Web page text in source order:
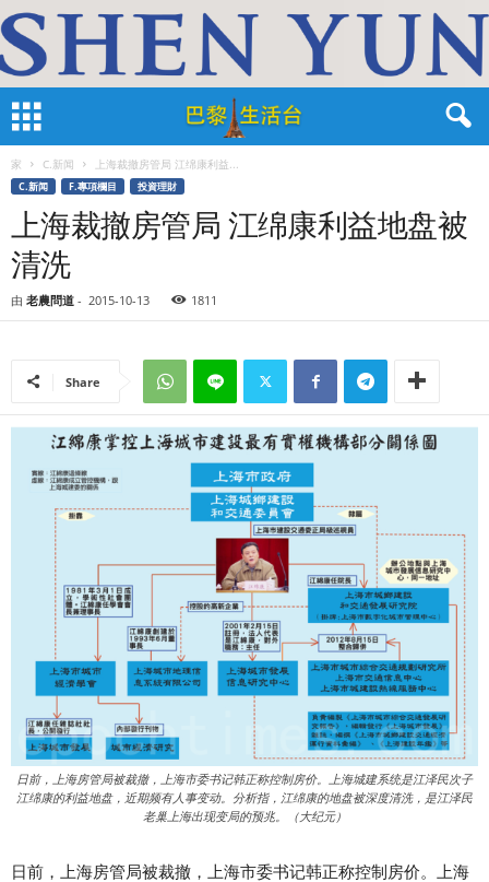
家 C.新闻 上海裁撤房管局 江绵康利益...
C.新闻 F.專項欄目 投資理財
上海裁撤房管局 江绵康利益地盘被
清洗
由 老農問道 - 2015-10-13 1811
Share
日前，上海房管局被裁撤，上海市委书记韩正称控制房价。上海城建系统是江泽民次子
江绵康的利益地盘，近期频有人事变动。分析指，江绵康的地盘被深度清洗，是江泽民
老巢上海出现变局的预兆。（大纪元）
日前，上海房管局被裁撤，上海市委书记韩正称控制房价。上海